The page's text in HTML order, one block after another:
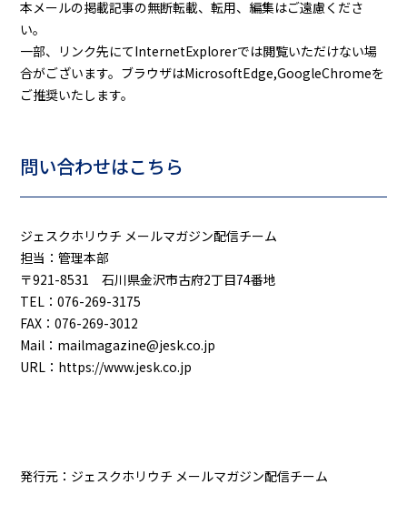
本メールの掲載記事の無断転載、転用、編集はご遠慮くださ
い。
一部、リンク先にてInternetExplorerでは閲覧いただけない場
合がございます。ブラウザはMicrosoftEdge,GoogleChromeを
ご推奨いたします。
問い合わせはこちら
ジェスクホリウチ メールマガジン配信チーム
担当：管理本部
〒921-8531 石川県金沢市古府2丁目74番地
TEL：076-269-3175
FAX：076-269-3012
Mail：mailmagazine@jesk.co.jp
URL：https://www.jesk.co.jp
発行元：ジェスクホリウチ メールマガジン配信チーム